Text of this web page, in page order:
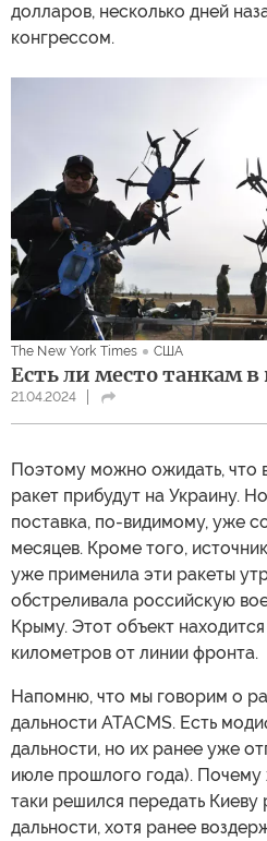
долларов, несколько дней
конгрессом.
The New York Times США
Есть ли место танкам в
21.04.2024
Поэтому можно ожидать, что
ракет прибудут на Украину.
поставка, по-видимому, уже
месяцев. Кроме того,
уже применила эти ракеты
обстреливала российскую
Крыму. Этот объект
километров от линии фронта.
Напомню, что мы говорим о
дальности ATACMS. Есть
дальности, но их ранее уже
июле прошлого года). Почему
таки решился передать
дальности, хотя ранее